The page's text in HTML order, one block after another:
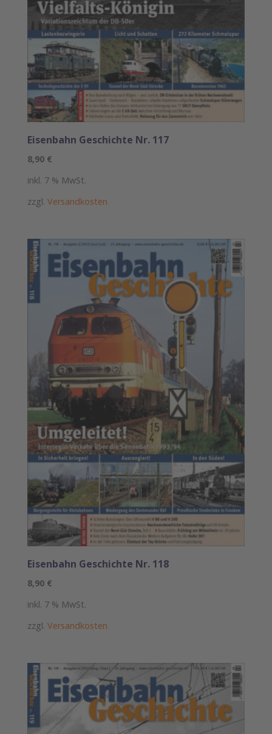
Eisenbahn Geschichte Nr. 117
8,90 €
inkl. 7 % MwSt.
zzgl. Versandkosten
Eisenbahn Geschichte Nr. 118
8,90 €
inkl. 7 % MwSt.
zzgl. Versandkosten